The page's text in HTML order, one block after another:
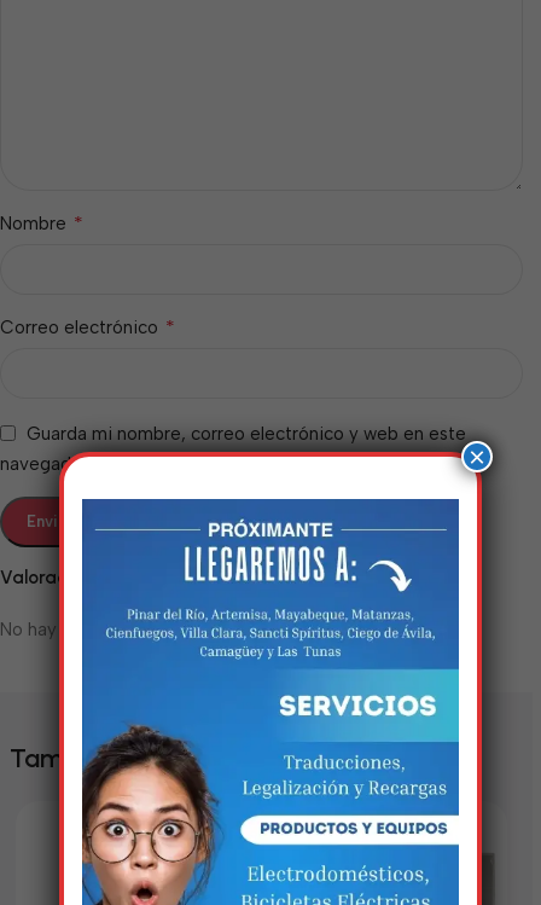
Valoraciones
No hay valoraciones aún.
Nombre *
Correo electrónico *
Guarda mi nombre, correo electrónico y web en este
navegador para la próxima vez que comente.
También te puede interesar
×
Estamos trabalhando
nisso!
Em breve, esta página estará
disponível com novidades
incríveis. Agradecemos pela
paciência e compreensão.